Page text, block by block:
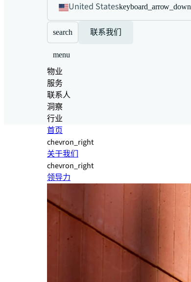
United Stateskeyboard_arrow_down
search 联系我们
menu
物业
服务
联系人
洞察
行业
首页
chevron_right
关于我们
chevron_right
领导力